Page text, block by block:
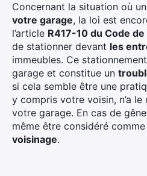
Concernant la situation où
votre garage, la loi est
l’article R417-10 du Code
de stationner devant les
immeubles. Ce
garage et constitue un
si cela semble être une
y compris votre voisin, n’a
votre garage. En cas de
même être considéré
voisinage.